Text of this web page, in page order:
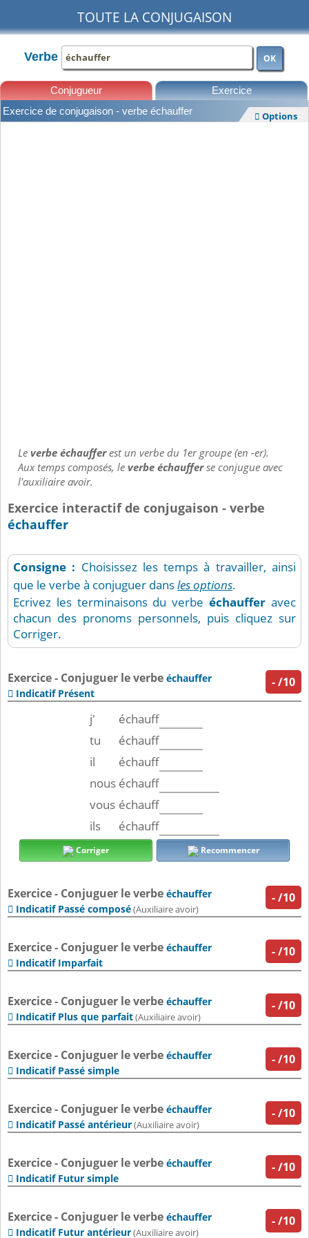
TOUTE LA CONJUGAISON
Verbe OK
Conjugueur Exercice
Exercice de conjugaison - verbe échauffer  Options
Leverbe échaufferest un verbe du 1er groupe (en -er).
Aux temps composés, leverbe échaufferse conjugue avec
l'auxiliaire avoir.
Exercice interactif de conjugaison - verbe
échauffer
Consigne : Choisissez les temps à travailler, ainsi
que le verbe à conjuguer dansles options.
Ecrivez les terminaisons du verbeéchauffer avec
chacun des pronoms personnels, puis cliquez sur
Corriger.
-/10
Exercice - Conjuguer le verbe échauffer
 Indicatif Présent
j'
échauff
tu
échauff
il
échauff
nous échauff
vous échauff
ils
échauff
Corriger Recommencer
-/10
Exercice - Conjuguer le verbe échauffer
 Indicatif Passé composé(Auxiliaire avoir)
-/10
Exercice - Conjuguer le verbe échauffer
 Indicatif Imparfait
-/10
Exercice - Conjuguer le verbe échauffer
 Indicatif Plus que parfait(Auxiliaire avoir)
-/10
Exercice - Conjuguer le verbe échauffer
 Indicatif Passé simple
-/10
Exercice - Conjuguer le verbe échauffer
 Indicatif Passé antérieur(Auxiliaire avoir)
-/10
Exercice - Conjuguer le verbe échauffer
 Indicatif Futur simple
-/10
Exercice - Conjuguer le verbe échauffer
 Indicatif Futur antérieur(Auxiliaire avoir)